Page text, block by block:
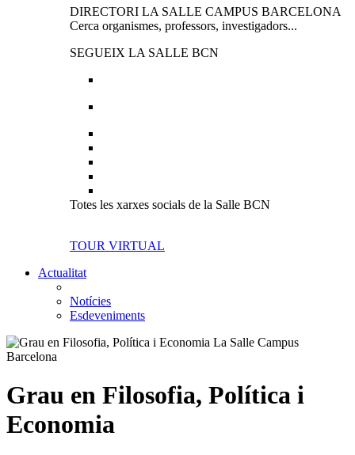
DIRECTORI LA SALLE CAMPUS BARCELONA
Cerca organismes, professors, investigadors...
SEGUEIX LA SALLE BCN
Totes les xarxes socials de la Salle BCN
TOUR VIRTUAL
Actualitat
Notícies
Esdeveniments
Grau en Filosofia, Política i
Economia